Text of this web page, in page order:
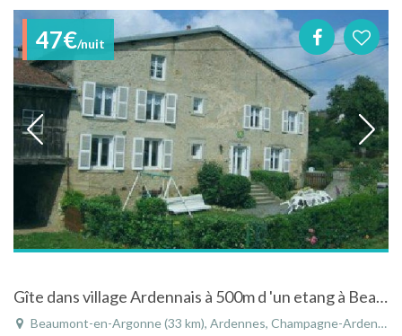
47€/nuit
Gîte dans village Ardennais à 500m d 'un etang à Beaumont-en-Argonne - Ardennes - Champagne-Ardenne
Beaumont-en-Argonne (33 km), Ardennes, Champagne-Ardenne, Grand Est, France